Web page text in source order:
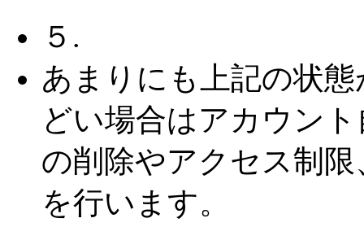
５.
あまりにも上記の状態
どい場合はアカウント
の削除やアクセス制限
を行います。